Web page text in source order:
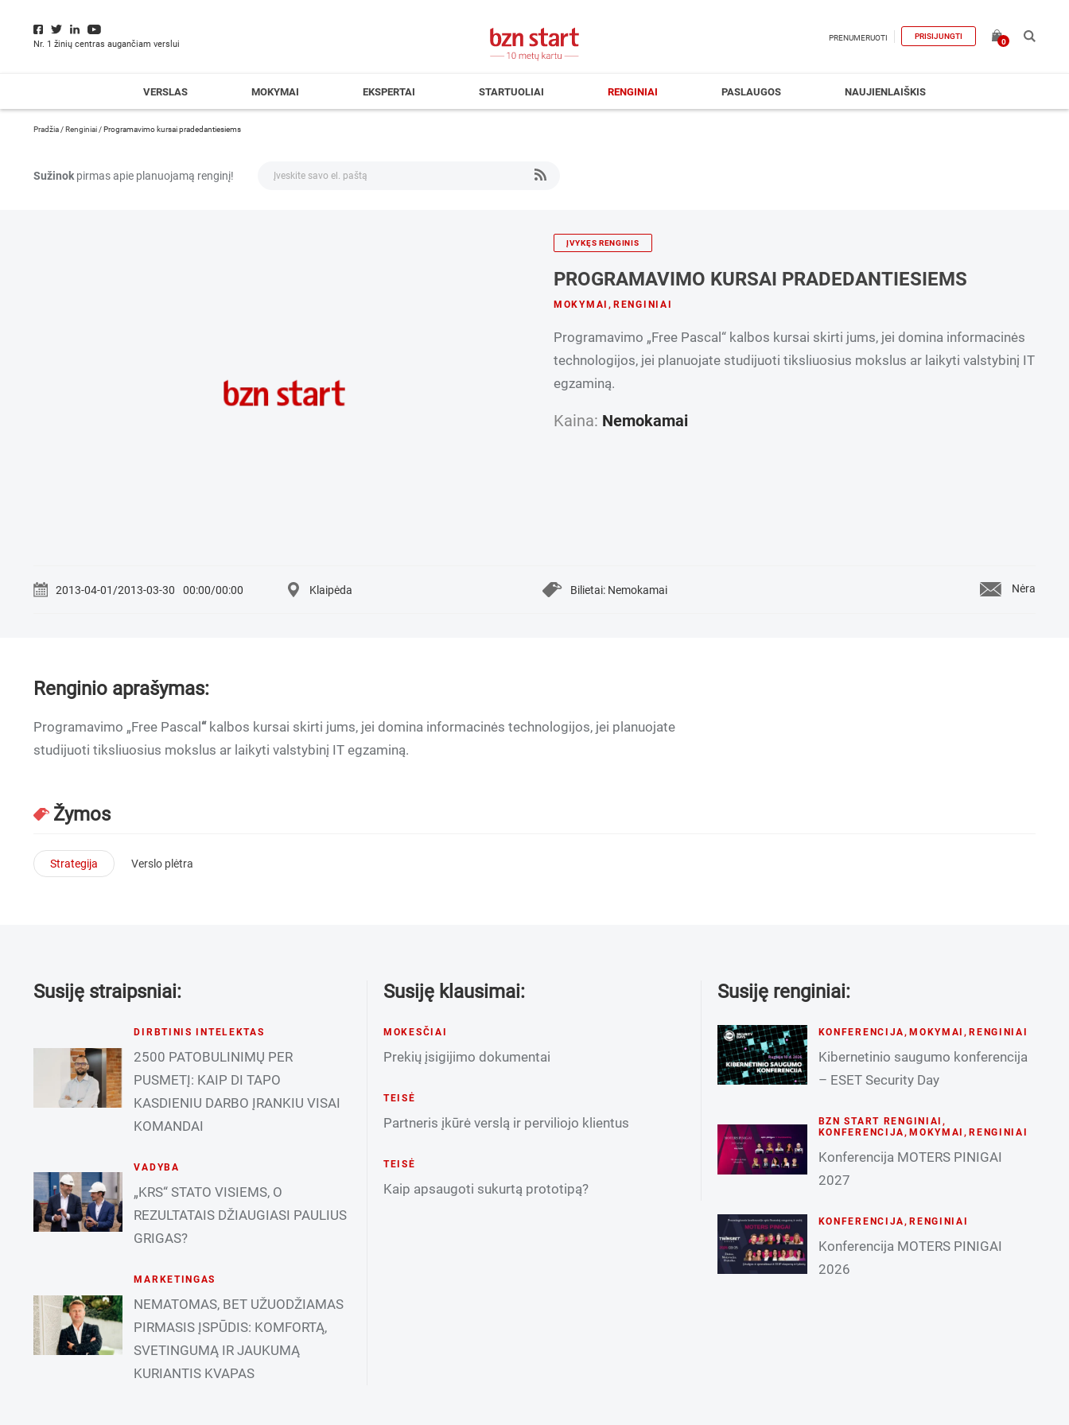
Nr. 1 žinių centras augančiam verslui
PRENUMERUOTI PRISIJUNGTI
0
VERSLAS MOKYMAI EKSPERTAI STARTUOLIAI RENGINIAI PASLAUGOS NAUJIENLAIŠKIS
Pradžia /Renginiai /Programavimo kursai pradedantiesiems
Sužinok pirmas apie planuojamą renginį!
ĮVYKĘS RENGINIS
PROGRAMAVIMO KURSAI PRADEDANTIESIEMS
MOKYMAI , RENGINIAI
Programavimo „Free Pascal“ kalbos kursai skirti jums, jei domina informacinės
technologijos, jei planuojate studijuoti tiksliuosius mokslus ar laikyti valstybinį IT
egzaminą.
Kaina: Nemokamai
2013-04-01/2013-03-30 00:00/00:00 Klaipėda Bilietai: Nemokamai Nėra
Renginio aprašymas:
Programavimo „Free Pascal “kalbos kursai skirti jums, jei domina informacinės technologijos, jei planuojate
studijuoti tiksliuosius mokslus ar laikyti valstybinį IT egzaminą.
Žymos
Strategija Verslo plėtra
Susiję straipsniai:
DIRBTINIS INTELEKTAS
2500 PATOBULINIMŲ PER
PUSMETĮ: KAIP DI TAPO
KASDIENIU DARBO ĮRANKIU VISAI
KOMANDAI
VADYBA
„KRS“ STATO VISIEMS, O
REZULTATAIS DŽIAUGIASI PAULIUS
GRIGAS?
MARKETINGAS
NEMATOMAS, BET UŽUODŽIAMAS
PIRMASIS ĮSPŪDIS: KOMFORTĄ,
SVETINGUMĄ IR JAUKUMĄ
KURIANTIS KVAPAS
Susiję klausimai:
MOKESČIAI
Prekių įsigijimo dokumentai
TEISĖ
Partneris įkūrė verslą ir perviliojo klientus
TEISĖ
Kaip apsaugoti sukurtą prototipą?
Susiję renginiai:
KONFERENCIJA ,MOKYMAI ,RENGINIAI
Kibernetinio saugumo konferencija
– ESET Security Day
BZN START RENGINIAI ,
KONFERENCIJA ,MOKYMAI ,RENGINIAI
Konferencija MOTERS PINIGAI
2027
KONFERENCIJA ,RENGINIAI
Konferencija MOTERS PINIGAI
2026